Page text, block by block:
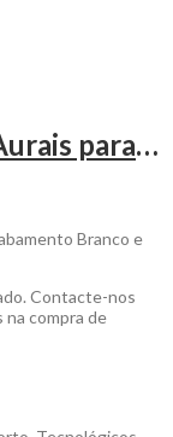
Auscultadores Stigo Intra-Aurais para ser Personalizado
Branco e
Contacte-nos
na compra de